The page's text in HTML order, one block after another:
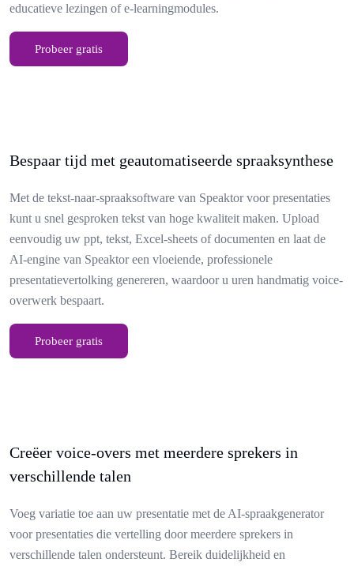
educatieve lezingen of e-learningmodules.
Probeer gratis
Bespaar tijd met geautomatiseerde spraaksynthese
Met de tekst-naar-spraaksoftware van Speaktor voor presentaties
kunt u snel gesproken tekst van hoge kwaliteit maken. Upload
eenvoudig uw ppt, tekst, Excel-sheets of documenten en laat de
AI-engine van Speaktor een vloeiende, professionele
presentatievertolking genereren, waardoor u uren handmatig voice-
overwerk bespaart.
Probeer gratis
Creëer voice-overs met meerdere sprekers in
verschillende talen
Voeg variatie toe aan uw presentatie met de AI-spraakgenerator
voor presentaties die vertelling door meerdere sprekers in
verschillende talen ondersteunt. Bereik duidelijkheid en